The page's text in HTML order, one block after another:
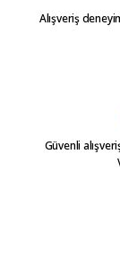
Alışveriş
Güvenli